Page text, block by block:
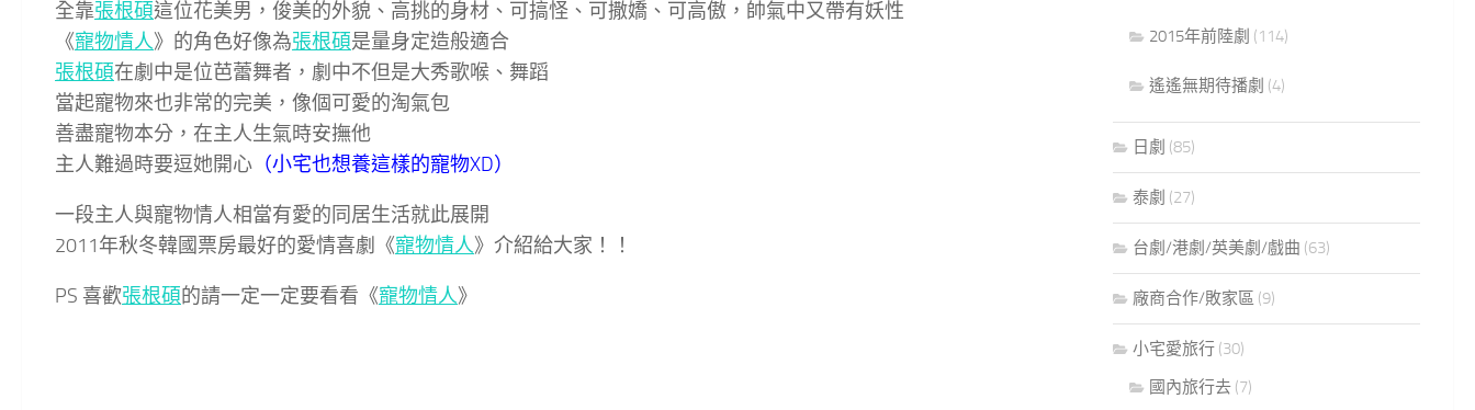
全靠張根碩這位花美男，俊美的外貌、高挑的身材、可搞怪、可撒嬌、可高傲，帥氣中又帶有妖性
《寵物情人》的角色好像為張根碩是量身定造般適合
張根碩在劇中是位芭蕾舞者，劇中不但是大秀歌喉、舞蹈
當起寵物來也非常的完美，像個可愛的淘氣包
善盡寵物本分，在主人生氣時安撫他
主人難過時要逗她開心 （小宅也想養這樣的寵物XD）
一段主人與寵物情人相當有愛的同居生活就此展開
2011年秋冬韓國票房最好的愛情喜劇《寵物情人》介紹給大家！！
PS 喜歡張根碩的請一定一定要看看《寵物情人》
2015年前陸劇 (114)
遙遙無期待播劇 (4)
日劇 (85)
泰劇 (27)
台劇/港劇/英美劇/戲曲 (63)
廠商合作/敗家區 (9)
小宅愛旅行 (30)
國內旅行去 (7)